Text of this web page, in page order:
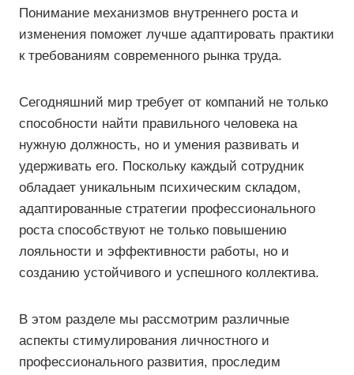
Понимание механизмов внутреннего роста и
изменения поможет лучше адаптировать практики
к требованиям современного рынка труда.
Сегодняшний мир требует от компаний не только
способности найти правильного человека на
нужную должность, но и умения развивать и
удерживать его. Поскольку каждый сотрудник
обладает уникальным психическим складом,
адаптированные стратегии профессионального
роста способствуют не только повышению
лояльности и эффективности работы, но и
созданию устойчивого и успешного коллектива.
В этом разделе мы рассмотрим различные
аспекты стимулирования личностного и
профессионального развития, проследим